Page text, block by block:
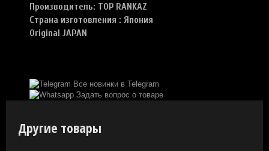
Производитель: TOP RANKAZ
Страна изготовления : Япония
Original JAPAN
Все новинки в Telegram
Задать вопрос о товаре
Другие товары